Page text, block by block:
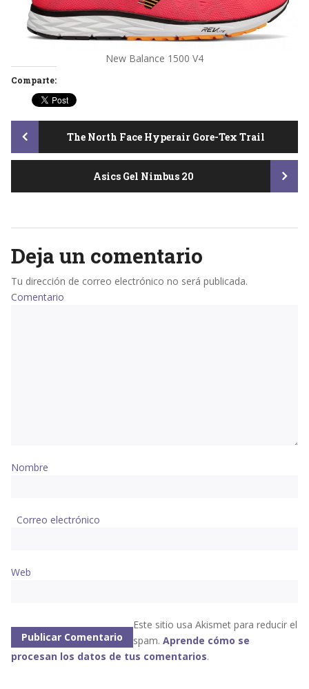
New Balance 1500 V4
Comparte:
Post
navigation
The North Face Hyperair Gore-Tex Trail
Asics Gel Nimbus 20
Deja un comentario
Tu dirección de correo electrónico no será publicada.
Comentario
Nombre
Correo electrónico
Web
Este sitio usa Akismet para reducir el
spam. Aprende cómo se
procesan los datos de tus comentarios.